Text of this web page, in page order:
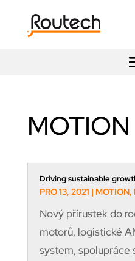
MOTION
Driving sustainable
PRO 13, 2021 | MOTION,
Nový přírustek do
motorů, logistické
system, spolupráce